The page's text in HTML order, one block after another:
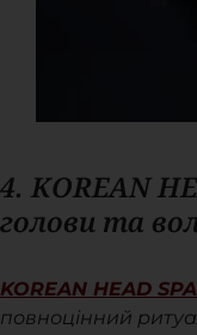
4. KOREAN
голови та
KOREAN HEAD SPA
повноцінний